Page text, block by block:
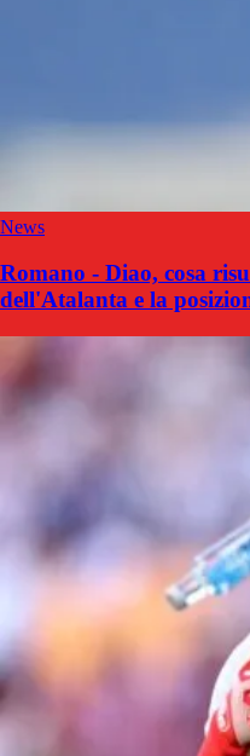
News
Romano - Diao, cosa
dell'Atalanta e la